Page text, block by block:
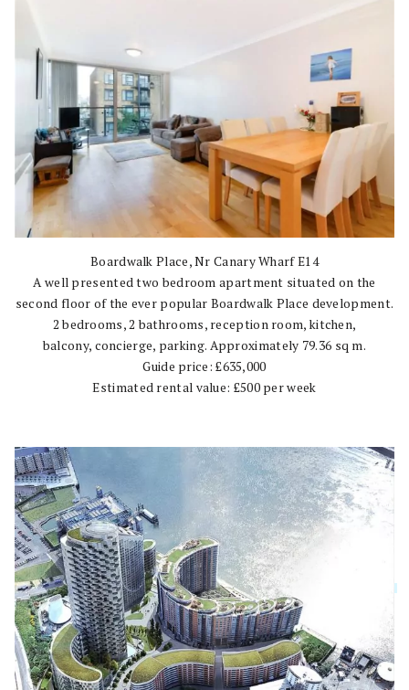
Boardwalk Place, Nr Canary Wharf E14
A well presented two bedroom apartment situated on the
second floor of the ever popular Boardwalk Place development.
2 bedrooms, 2 bathrooms, reception room, kitchen,
balcony, concierge, parking. Approximately 79.36 sq m.
Guide price: £635,000
Estimated rental value: £500 per week